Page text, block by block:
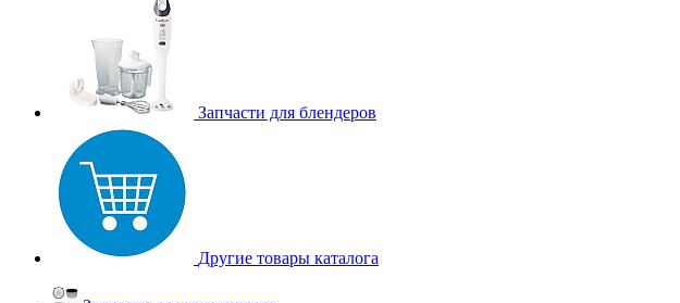
Запчасти для блендеров
Другие товары каталога